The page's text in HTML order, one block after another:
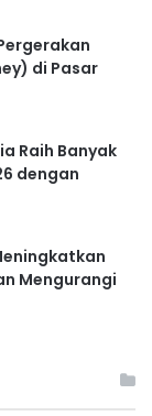
di Pasar
Raih Banyak
dengan
Mengurangi